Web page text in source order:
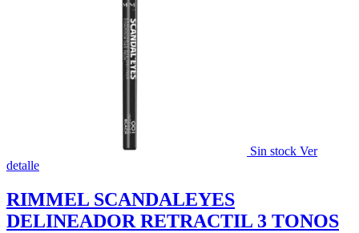
Sin stock Ver
detalle
RIMMEL SCANDALEYES
DELINEADOR RETRACTIL 3 TONOS